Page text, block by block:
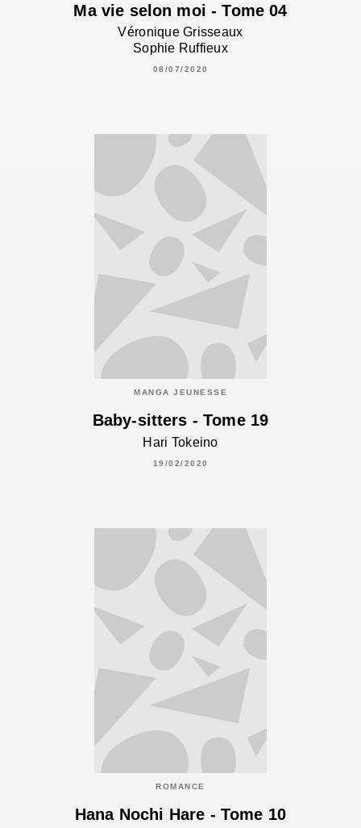
Ma vie selon moi - Tome 04
Véronique Grisseaux
Sophie Ruffieux
08/07/2020
MANGA JEUNESSE
Baby-sitters - Tome 19
Hari Tokeino
19/02/2020
ROMANCE
Hana Nochi Hare - Tome 10